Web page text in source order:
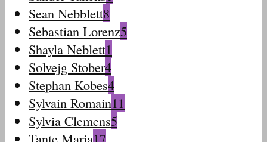
Sean Nebblett8
Sebastian Lorenz5
Shayla Neblett1
Solvejg Stober4
Stephan Kobes4
Sylvain Romain11
Sylvia Clemens5